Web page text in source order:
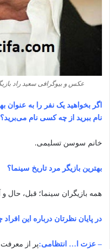
عکس و بیوگرافی سعید راد
‌‌اگر بخواهید یک نفر را به عنوان
نام ببرید از چه کسی نام می‌برید؟
خانم سوسن تسلیمی.
‌‌بهترین بازیگر مرد تاریخ سینما؟
همه بازیگران سینما؛ قبل، حال و
‌‌در پایان نظر‌تان درباره این
– عزت ا… انتظامی:پر از